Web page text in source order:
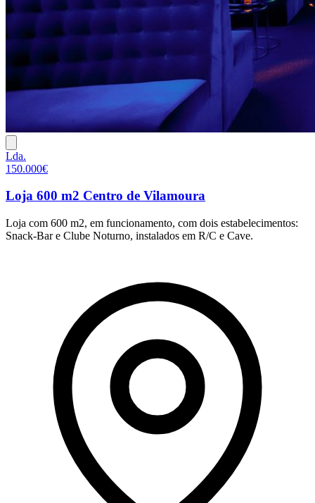
Lda.
150.000€
Loja 600 m2 Centro de Vilamoura
Loja com 600 m2, em funcionamento, com dois estabelecimentos:
Snack-Bar e Clube Noturno, instalados em R/C e Cave.